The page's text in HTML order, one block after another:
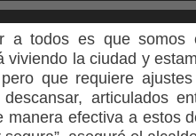
a todos es que somos
viviendo la ciudad y
que requiere
articulados
efectiva a estos